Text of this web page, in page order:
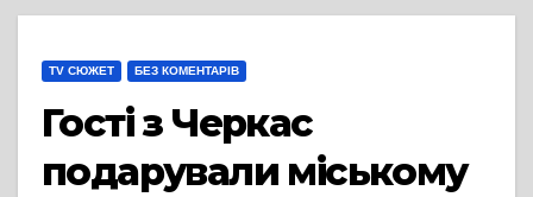
TV СЮЖЕТ БЕЗ КОМЕНТАРІВ
Гості з Черкас
подарували міському